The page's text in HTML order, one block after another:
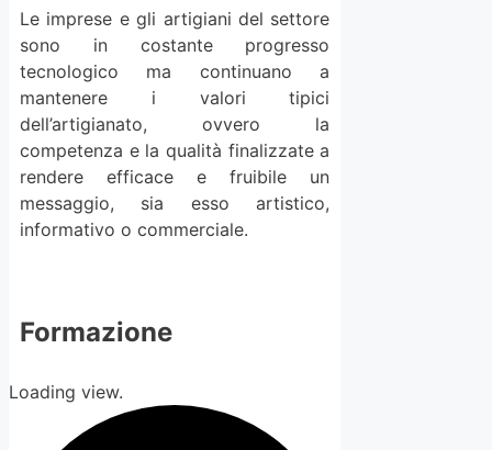
Le imprese e gli artigiani del settore
sono in costante progresso
tecnologico ma continuano a
mantenere i valori tipici
dell’artigianato, ovvero la
competenza e la qualità finalizzate a
rendere efficace e fruibile un
messaggio, sia esso artistico,
informativo o commerciale.
Formazione
Loading view.